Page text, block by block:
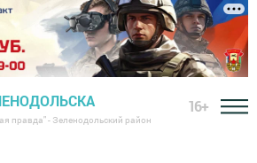
правда" - Зеленодольский район
16+